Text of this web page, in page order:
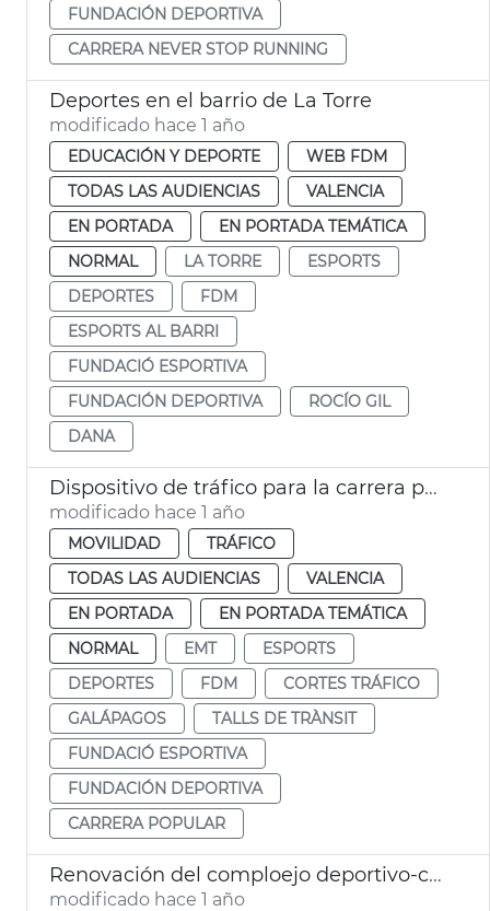
FUNDACIÓN DEPORTIVA
CARRERA NEVER STOP RUNNING
Deportes en el barrio de La Torre
modificado hace 1 año
EDUCACIÓN Y DEPORTE
WEB FDM
TODAS LAS AUDIENCIAS
VALENCIA
EN PORTADA
EN PORTADA TEMÁTICA
NORMAL
LA TORRE
ESPORTS
DEPORTES
FDM
ESPORTS AL BARRI
FUNDACIÓ ESPORTIVA
FUNDACIÓN DEPORTIVA
ROCÍO GIL
DANA
Dispositivo de tráfico para la carrera popular Galápagos
modificado hace 1 año
MOVILIDAD
TRÁFICO
TODAS LAS AUDIENCIAS
VALENCIA
EN PORTADA
EN PORTADA TEMÁTICA
NORMAL
EMT
ESPORTS
DEPORTES
FDM
CORTES TRÁFICO
GALÁPAGOS
TALLS DE TRÀNSIT
FUNDACIÓ ESPORTIVA
FUNDACIÓN DEPORTIVA
CARRERA POPULAR
Renovación del comploejo deportivo-cultural La Petxina
modificado hace 1 año